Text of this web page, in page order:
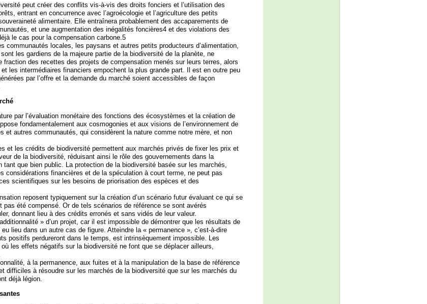
peut créer des conflits vis-à-vis des droits fonciers et l’utilisation des
entrant en concurrence avec l’agroécologie et l’agriculture des petits
alimentaire. Elle entraînera probablement des accaparements de
et une augmentation des inégalités foncières4 et des violations des
le cas pour la compensation carbone.5
communautés locales, les paysans et autres petits producteurs d’alimentation,
les gardiens de la majeure partie de la biodiversité de la planète, ne
fraction des recettes des projets de compensation menés sur leurs terres, alors
les intermédiaires financiers empochent la plus grande part. Il est en outre peu
par l’offre et la demande du marché soient accessibles de façon
par l’évaluation monétaire des fonctions des écosystèmes et la création de
fondamentalement aux cosmogonies et aux visions de l’environnement de
et autres communautés, qui considèrent la nature comme notre mère, et non
et les crédits de biodiversité permettent aux marchés privés de fixer les prix et
de la biodiversité, réduisant ainsi le rôle des gouvernements dans la
tant que bien public. La protection de la biodiversité basée sur les marchés,
considérations financières et de la spéculation à court terme, ne peut pas
scientifiques sur les besoins de priorisation des espèces et des
reposent typiquement sur la création d’un scénario futur évaluant ce qui se
pas été compensé. Or de tels scénarios de référence se sont avérés
donnant lieu à des crédits erronés et sans vidés de leur valeur.
» d’un projet, car il est impossible de démontrer que les résultats de
eu lieu dans un autre cas de figure. Atteindre la « permanence », c’est-à-dire
positifs perdureront dans le temps, est intrinsèquement impossible. Les
les effets négatifs sur la biodiversité ne font que se déplacer ailleurs,
à la permanence, aux fuites et à la manipulation de la base de référence
difficiles à résoudre sur les marchés de la biodiversité que sur les marchés du
déjà légion.